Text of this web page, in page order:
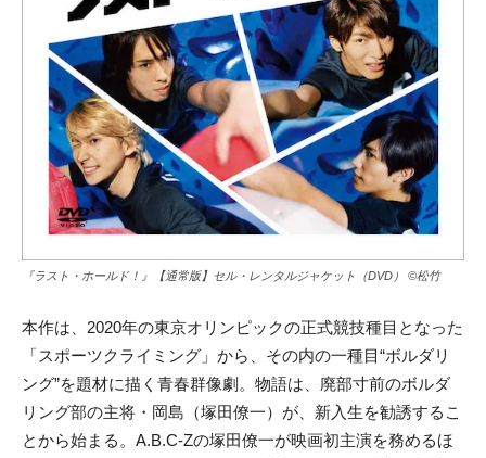
『ラスト・ホールド！』【通常版】セル・レンタルジャケット（DVD） ©松竹
本作は、2020年の東京オリンピックの正式競技種目となった
「スポーツクライミング」から、その内の一種目“ボルダリ
ング”を題材に描く青春群像劇。物語は、廃部寸前のボルダ
リング部の主将・岡島（塚田僚一）が、新入生を勧誘するこ
とから始まる。A.B.C-Zの塚田僚一が映画初主演を務めるほ